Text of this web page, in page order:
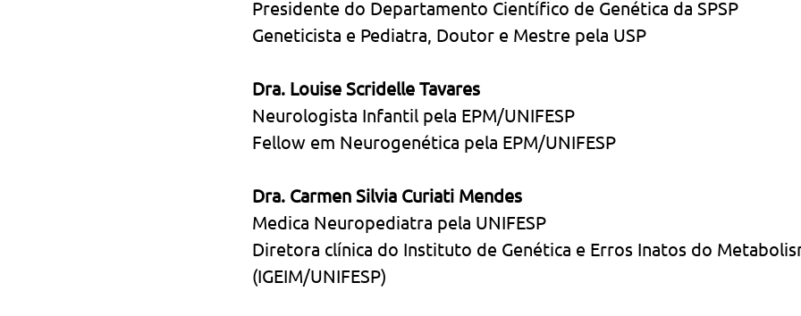
Presidente do Departamento Científico de Genética da SPSP
Geneticista e Pediatra, Doutor e Mestre pela USP
Dra. Louise Scridelle Tavares
Neurologista Infantil pela EPM/UNIFESP
Fellow em Neurogenética pela EPM/UNIFESP
Dra. Carmen Silvia Curiati Mendes
Medica Neuropediatra pela UNIFESP
Diretora clínica do Instituto de Genética e Erros Inatos do
(IGEIM/UNIFESP)